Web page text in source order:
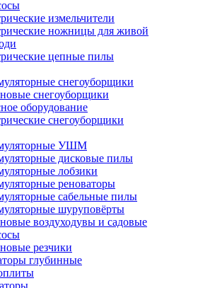
измельчители
ножницы для живой
цепные пилы
снегоуборщики
снегоуборщики
оборудование
снегоуборщики
УШМ
дисковые пилы
лобзики
реноваторы
сабельные пилы
шуруповёрты
воздуходувы и садовые
резчики
глубинные